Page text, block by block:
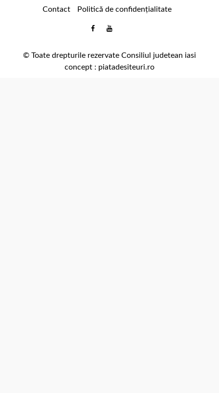
Contact Politică de confidențialitate
Facebook
Youtube
comunicare@icc.ro
© Toate drepturile rezervate Consiliul judetean iasi
concept : piatadesiteuri.ro